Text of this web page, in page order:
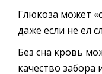
Глюкоза может
даже если не ел
Без сна кровь
качество забора